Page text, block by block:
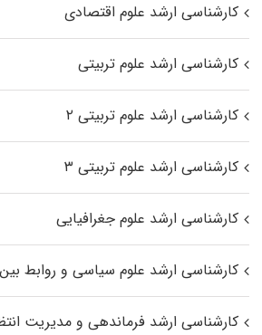
کارشناسی ارشد علوم اقتصادی
کارشناسی ارشد علوم تربیتی
کارشناسی ارشد علوم تربیتی ۲
کارشناسی ارشد علوم تربیتی ۳
کارشناسی ارشد علوم جغرافیایی
کارشناسی ارشد علوم سیاسی و روابط
کارشناسی ارشد فرماندهی و مدیریت